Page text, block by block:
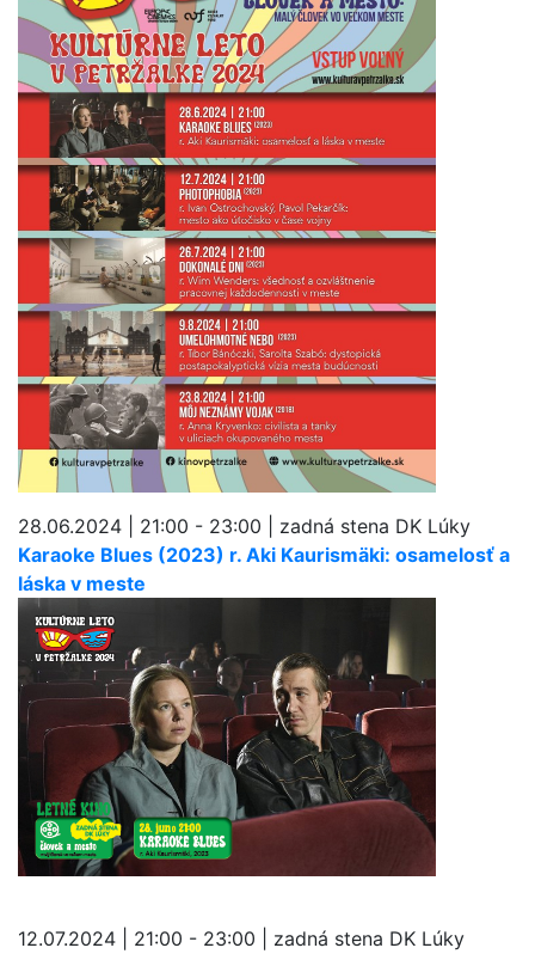
28.06.2024 | 21:00 - 23:00 | zadná stena DK Lúky
Karaoke Blues (2023) r. Aki Kaurismäki: osamelosť a
láska v meste
12.07.2024 | 21:00 - 23:00 | zadná stena DK Lúky